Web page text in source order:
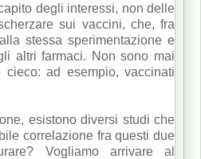
degli interessi, non delle
sui vaccini, che, fra
stessa sperimentazione e
altri farmaci. Non sono mai
cieco: ad esempio, vaccinati
esistono diversi studi che
correlazione fra questi due
Vogliamo arrivare al